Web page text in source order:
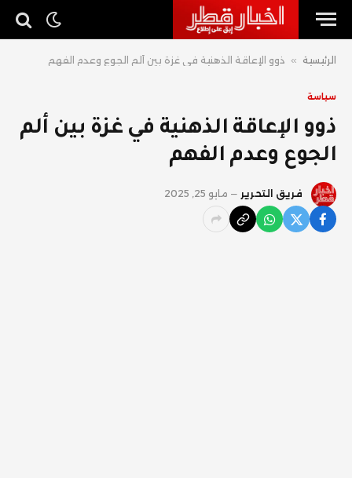
الرئيسية » ذوو الإعاقة الذهنية في غزة بين ألم الجوع وعدم الفهم
سياسة
ذوو الإعاقة الذهنية في غزة بين ألم
الجوع وعدم الفهم
فريق التحرير مايو 25, 2025